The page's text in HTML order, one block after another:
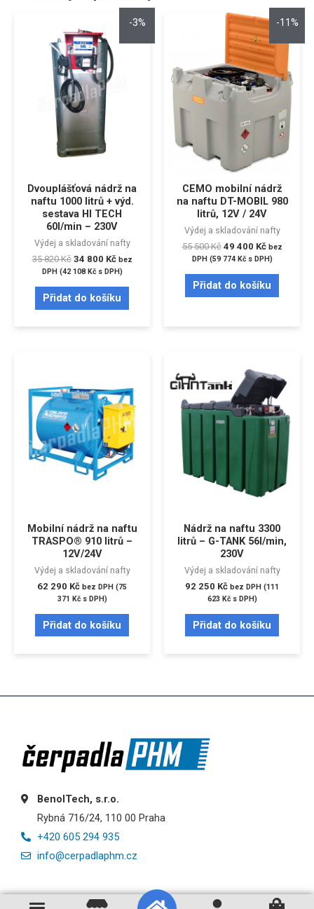
-3%
Dvouplášťová nádrž na
naftu 1000 litrů + výd.
sestava HI TECH
60l/min – 230V
Výdej a skladování nafty
35 820Kč 34 800 Kč bez
DPH (42 108 Kčs DPH)
Přidat do košíku
-11%
CEMO mobilní nádrž
na naftu DT-MOBIL 980
litrů, 12V / 24V
Výdej a skladování nafty
55 500Kč 49 400 Kč bez
DPH (59 774 Kčs DPH)
Přidat do košíku
Mobilní nádrž na naftu
TRASPO® 910 litrů –
12V/24V
Výdej a skladování nafty
62 290 Kč bez DPH (75
371 Kčs DPH)
Přidat do košíku
Nádrž na naftu 3300
litrů – G-TANK 56l/min,
230V
Výdej a skladování nafty
92 250 Kč bez DPH (111
623 Kčs DPH)
Přidat do košíku
BenolTech, s.r.o.
Rybná 716/24, 110 00 Praha
+420 605 294 935
info@cerpadlaphm.cz